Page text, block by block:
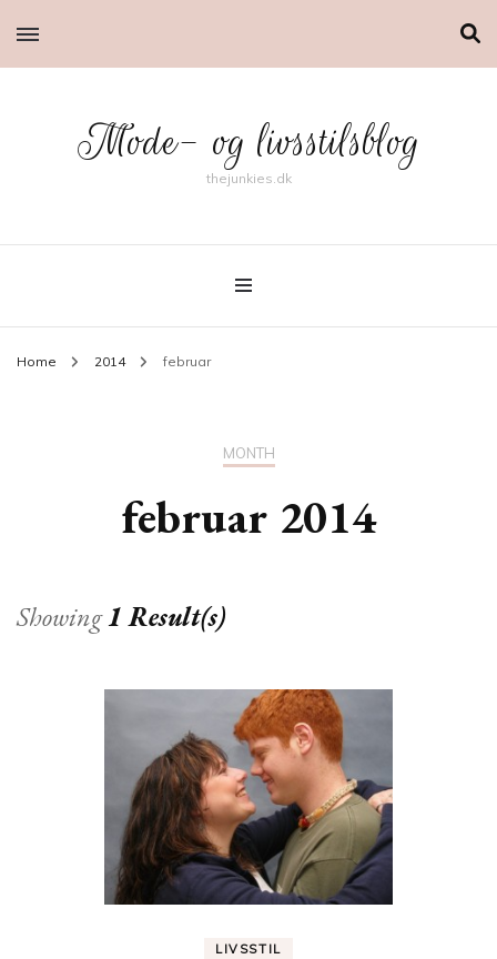
Mode- og livsstilsblog
thejunkies.dk
Home 2014 februar
MONTH
februar 2014
Showing1 Result(s)
LIVSSTIL